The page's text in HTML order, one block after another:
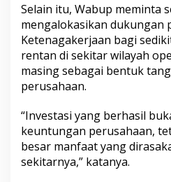
Selain itu, Wabup meminta
mengalokasikan dukungan
Ketenagakerjaan bagi
rentan di sekitar wilayah
masing sebagai bentuk
perusahaan.
“Investasi yang berhasil
keuntungan perusahaan,
besar manfaat yang
sekitarnya,” katanya.